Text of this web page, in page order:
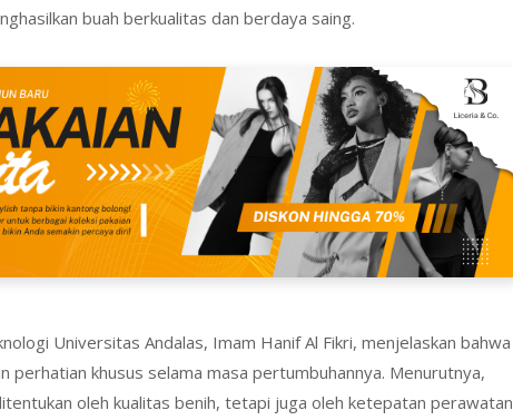
buah berkualitas dan berdaya saing.
Universitas Andalas, Imam Hanif Al Fikri, menjelaskan bahwa
khusus selama masa pertumbuhannya. Menurutnya,
oleh kualitas benih, tetapi juga oleh ketepatan perawatan